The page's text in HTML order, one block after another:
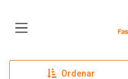
Ordenar